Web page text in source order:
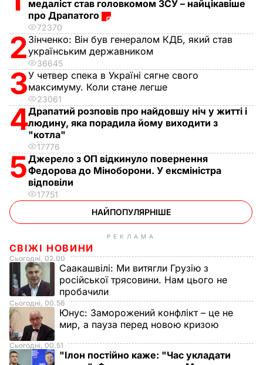
медаліст став головкомом ЗСУ – найцікавіше
про Драпатого
72370
2 Зінченко: Він був генералом КДБ, який став
українським державником
36645
3У четвер спека в Україні сягне свого
максимуму. Коли стане легше
23061
4Драпатий розповів про найдовшу ніч у житті і
людину, яка порадила йому виходити з
"котла"
17776
5Джерело з ОП відкинуло повернення
Федорова до Міноборони. У ексміністра
відповіли
17751
НАЙПОПУЛЯРНІШЕ
РЕКЛАМА
СВІЖІ НОВИНИ
Сьогодні, 02.00
Саакашвілі: Ми витягли Грузію з
російської трясовини. Нам цього не
пробачили
Сьогодні, 00.56
Юнус: Заморожений конфлікт – це не
мир, а пауза перед новою кризою
Сьогодні, 00.51
"Ілон постійно каже: "Час укладати